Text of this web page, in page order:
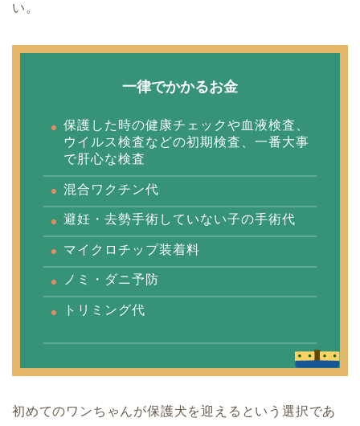
い。
一律でかかるお金
保護した時の健康チェックや血液検査、
ウイルス検査などの初期検査、一番大事
で肝心な検査
混合ワクチン代
避妊・去勢手術していない子の手術代
マイクロチップ装着料
ノミ・ダニ予防
トリミング代
初めてのワンちゃんが保護犬を迎えるという選択であ